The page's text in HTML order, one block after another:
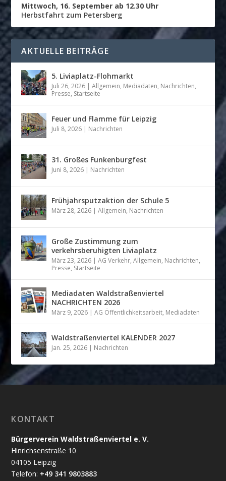
Mittwoch, 16. September ab 12.30 Uhr
Herbstfahrt zum Petersberg
AKTUELLE BEITRÄGE
5. Liviaplatz-Flohmarkt
Juli 26, 2026 |Allgemein, Mediadaten, Nachrichten,
Presse, Startseite
Feuer und Flamme für Leipzig
Juli 8, 2026 | Nachrichten
31. Großes Funkenburgfest
Juni 8, 2026 | Nachrichten
Frühjahrsputzaktion der Schule 5
März 28, 2026 |Allgemein, Nachrichten
Große Zustimmung zum
verkehrsberuhigten Liviaplatz
März 23, 2026 |AG Verkehr,Allgemein, Nachrichten,
Presse, Startseite
Mediadaten Waldstraßenviertel
NACHRICHTEN 2026
März 9, 2026 |AG Öffentlichkeitsarbeit, Mediadaten
Waldstraßenviertel KALENDER 2027
Jan. 25, 2026 | Nachrichten
KONTAKT
Bürgerverein Waldstraßenviertel e. V.
Hinrichsenstraße 10
04105 Leipzig
Telefon: +49 341 9803883